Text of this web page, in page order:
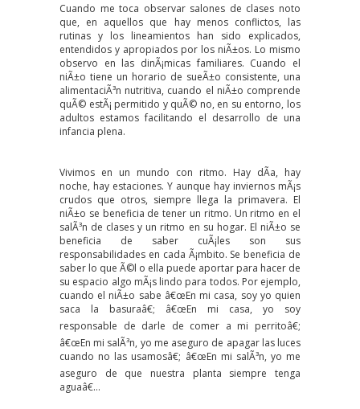
Cuando me toca observar salones de clases noto
que, en aquellos que hay menos conflictos, las
rutinas y los lineamientos han sido explicados,
entendidos y apropiados por los niÃ±os. Lo mismo
observo en las dinÃ¡micas familiares. Cuando el
niÃ±o tiene un horario de sueÃ±o consistente, una
alimentaciÃ³n nutritiva, cuando el niÃ±o comprende
quÃ© estÃ¡ permitido y quÃ© no, en su entorno, los
adultos estamos facilitando el desarrollo de una
infancia plena.
Vivimos en un mundo con ritmo. Hay dÃ­a, hay
noche, hay estaciones. Y aunque hay inviernos mÃ¡s
crudos que otros, siempre llega la primavera. El
niÃ±o se beneficia de tener un ritmo. Un ritmo en el
salÃ³n de clases y un ritmo en su hogar. El niÃ±o se
beneficia de saber cuÃ¡les son sus
responsabilidades en cada Ã¡mbito. Se beneficia de
saber lo que Ã©l o ella puede aportar para hacer de
su espacio algo mÃ¡s lindo para todos. Por ejemplo,
cuando el niÃ±o sabe â€œEn mi casa, soy yo quien
saca la basuraâ€; â€œEn mi casa, yo soy
responsable de darle de comer a mi perritoâ€;
â€œEn mi salÃ³n, yo me aseguro de apagar las luces
cuando no las usamosâ€; â€œEn mi salÃ³n, yo me
aseguro de que nuestra planta siempre tenga
aguaâ€…